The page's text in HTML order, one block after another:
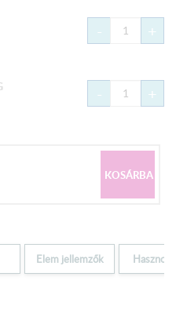
- +
- +
Elem jellemzők Hasznos